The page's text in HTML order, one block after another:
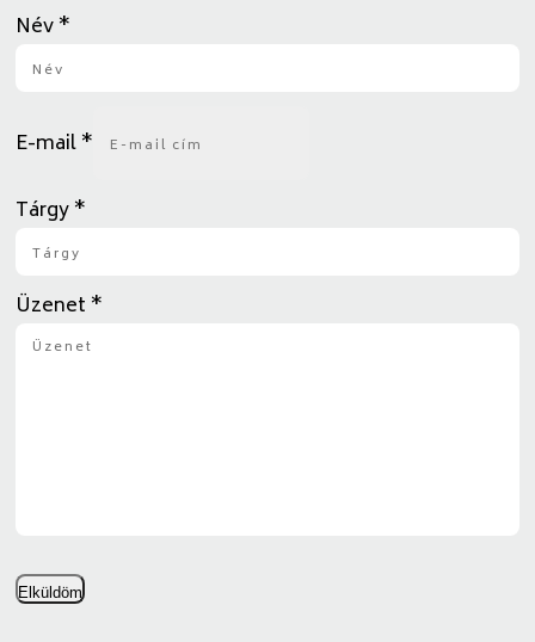
Név*
E-mail*
Tárgy*
Üzenet *
Elküldöm